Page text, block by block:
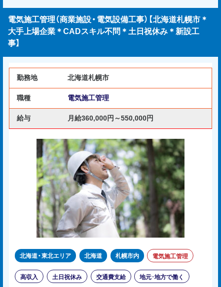
電気施工管理（商業施設・電気設備工事）【北海道札幌市＊
大手上場企業＊CADスキル不問＊土日祝休み＊新設工
事】
勤務地 北海道札幌市
職種 電気施工管理
給与 月給360,000円～550,000円
北海道・東北エリア 北海道 札幌市内 電気施工管理
高収入 土日祝休み 交通費支給 地元･地方で働く